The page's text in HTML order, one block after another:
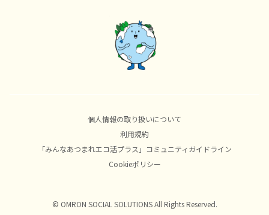
個人情報の取り扱いについて
利用規約
「みんなあつまれエコ活プラス」コミュニティガイドライン
Cookieポリシー
© OMRON SOCIAL SOLUTIONS All Rights Reserved.